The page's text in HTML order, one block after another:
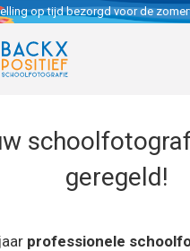
op tijd bezorgd voor de
geregeld!
professionele